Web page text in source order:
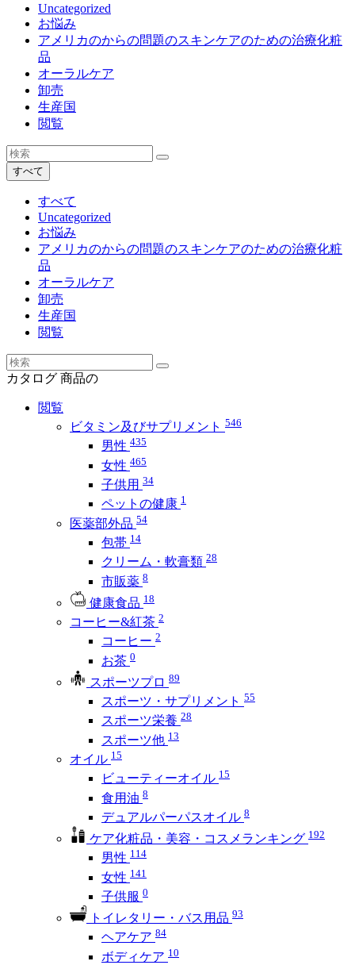
Uncategorized
お悩み
アメリカのからの問題のスキンケアのための治療化粧
品
オーラルケア
卸売
生産国
閲覧
すべて
すべて
Uncategorized
お悩み
アメリカのからの問題のスキンケアのための治療化粧
品
オーラルケア
卸売
生産国
閲覧
カタログ 商品の
閲覧
ビタミン及びサプリメント 546
男性 435
女性 465
子供用 34
ペットの健康 1
医薬部外品 54
包帯 14
クリーム・軟膏類 28
市販薬 8
健康食品 18
コーヒー&紅茶 2
コーヒー 2
お茶 0
スポーツプロ 89
スポーツ・サプリメント 55
スポーツ栄養 28
スポーツ他 13
オイル 15
ビューティーオイル 15
食用油 8
デュアルパーパスオイル 8
ケア化粧品・美容・コスメランキング 192
男性 114
女性 141
子供服 0
トイレタリー・バス用品 93
ヘアケア 84
ボディケア 10